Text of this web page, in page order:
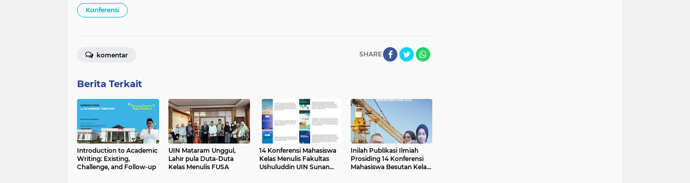
Konferensi
SHARE
komentar
Berita Terkait
Introduction to Academic
Writing: Existing,
Challenge, and Follow-up
UIN Mataram Unggul,
Lahir pula Duta-Duta
Kelas Menulis FUSA
14 Konferensi Mahasiswa
Kelas Menulis Fakultas
Ushuluddin UIN Sunan
Inilah Publikasi Ilmiah
Prosiding 14 Konferensi
Mahasiswa Besutan Kelas